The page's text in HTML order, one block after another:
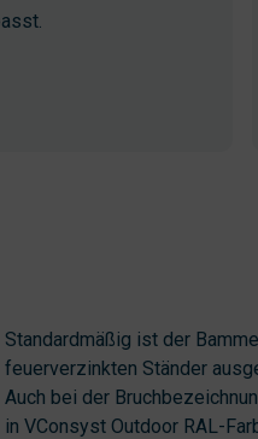
Standardmäßig ist der
feuerverzinkten Ständer
Auch bei der
in VConsyst Outdoor RAL-